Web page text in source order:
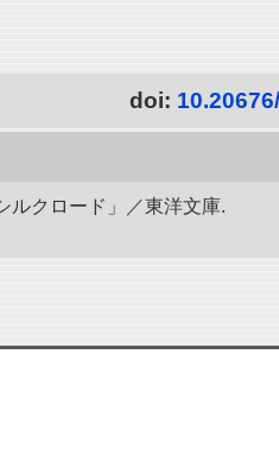
doi:
ルクロード」／東洋文庫.